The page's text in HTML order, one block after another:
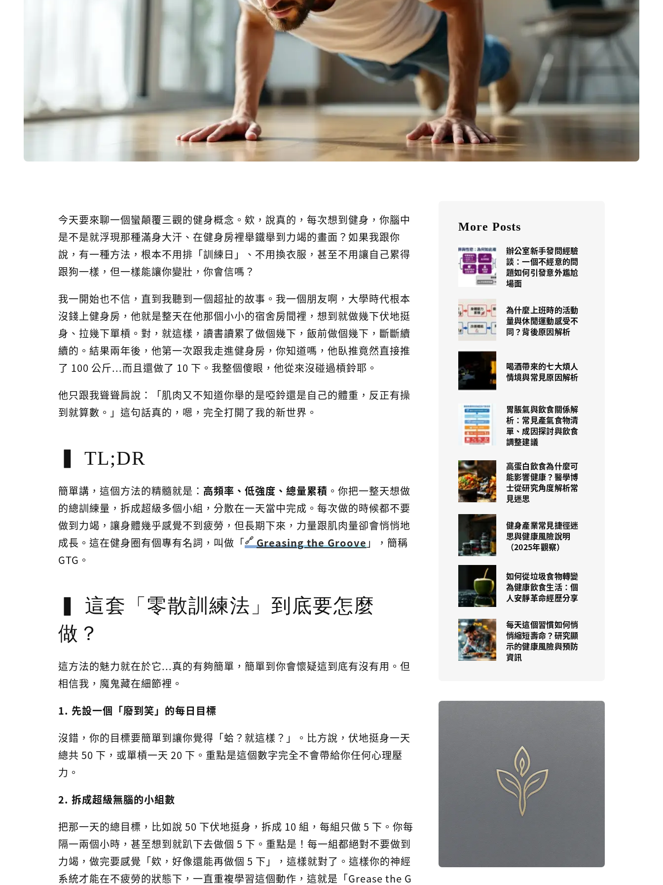
今天要來聊一個蠻顛覆三觀的健身概念。欸，說真的，每次想到健身，你腦中
是不是就浮現那種滿身大汗、在健身房裡舉鐵舉到力竭的畫面？如果我跟你
說，有一種方法，根本不用排「訓練日」、不用換衣服，甚至不用讓自己累得
跟狗一樣，但一樣能讓你變壯，你會信嗎？
我一開始也不信，直到我聽到一個超扯的故事。我一個朋友啊，大學時代根本
沒錢上健身房，他就是整天在他那個小小的宿舍房間裡，想到就做幾下伏地挺
身、拉幾下單槓。對，就這樣，讀書讀累了做個幾下，飯前做個幾下，斷斷續
續的。結果兩年後，他第一次跟我走進健身房，你知道嗎，他臥推竟然直接推
了 100 公斤...而且還做了 10 下。我整個傻眼，他從來沒碰過槓鈴耶。
他只跟我聳聳肩說：「肌肉又不知道你舉的是啞鈴還是自己的體重，反正有操
到就算數。」這句話真的，嗯，完全打開了我的新世界。
TL;DR
簡單講，這個方法的精髓就是： 高頻率、低強度、總量累積 。你把一整天想做
的總訓練量，拆成超級多個小組，分散在一天當中完成。每次做的時候都不要
做到力竭，讓身體幾乎感覺不到疲勞，但長期下來，力量跟肌肉量卻會悄悄地
成長。這在健身圈有個專有名詞，叫做「
Greasing the Groove」，簡稱
GTG。
這套「零散訓練法」到底要怎麼
做？
這方法的魅力就在於它...真的有夠簡單，簡單到你會懷疑這到底有沒有用。但
相信我，魔鬼藏在細節裡。
1. 先設一個「廢到笑」的每日目標
沒錯，你的目標要簡單到讓你覺得「蛤？就這樣？」。比方說，伏地挺身一天
總共 50 下，或單槓一天 20 下。重點是這個數字完全不會帶給你任何心理壓
力。
2. 拆成超級無腦的小組數
把那一天的總目標，比如說 50 下伏地挺身，拆成 10 組，每組只做 5 下。你每
隔一兩個小時，甚至想到就趴下去做個 5 下。重點是！每一組都絕對不要做到
力竭，做完要感覺「欸，好像還能再做個 5 下」，這樣就對了。這樣你的神經
系統才能在不疲勞的狀態下，一直重複學習這個動作，這就是「Grease the G
More Posts
辦公室新手發問經驗
談：一個不經意的問
題如何引發意外尷尬
場面
為什麼上班時的活動
量與休閒運動感受不
同？背後原因解析
喝酒帶來的七大煩人
情境與常見原因解析
胃脹氣與飲食關係解
析：常見產氣食物清
單、成因探討與飲食
調整建議
高蛋白飲食為什麼可
能影響健康？醫學博
士從研究角度解析常
見迷思
健身產業常見捷徑迷
思與健康風險說明
（2025年觀察）
如何從垃圾食物轉變
為健康飲食生活：個
人安靜革命經歷分享
每天這個習慣如何悄
悄縮短壽命？研究顯
示的健康風險與預防
資訊